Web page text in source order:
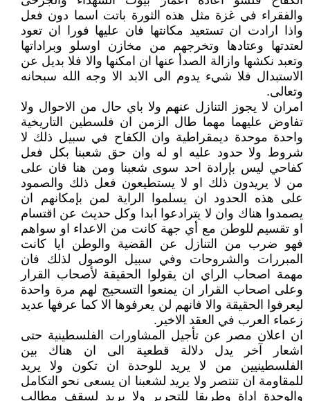
والفقراء في غزة مثل هذه الثورة باتت اسما دون فعل
واذا ارادت ان تستعيد مكانتها فان عليها فورا ان تعود
لعتدتها وعتادها وتخرجهم من مخازن اوسلو وبراداتها
وتعبد نكشها وازالة الصدأ عنها ان امكنها والا فلا بديل عن
الاستبدال فلا شيء يدوم الى الابد الا وجه الله سبحانه
وتعالى.
امران لا يجوز التنازل عنهم ولا باي حال من الاحوال ولا
تفاوض عليهما مهما طال الزمن ان فلسطين التاريخية
واحدة موحدة ديمقراطية وان الكفاح في سبيل ذلك لا
شروط ولا حدود عليه او له وان حق شعبنا بكل فعل
كفاحي ليس بإرادة احد سوى شعبنا ومن هنا فان على
من لا يريدون ذلك او لا يستطيعون فعل ذلك والصمود
على هذه الحدود ان يسلموا الراية لمن بإمكانهم ان
يصمدوا هناك وان لا يترادعوا ابدا وكل حديث عن اقتسام
او تقسيم للوطن مع أي جهة كانت من الاعداء او سواهم
فهو ضرب من التنازل عن القضية والوطن ايا كانت
المبررات والشروحات وفي سبيل الوصول لذلك فان
مهمة اصحاب الراي ان يقولوا الحقيقة لأصحاب القرار
وعلى اصحاب القرار ان يمنعوا التسحيج لهم مرة واحدة
ليعرفوا الحقيقة والا فانهم لن يعرفوها الا كما عرفها عديد
زعماء العرب في العقد الاخير.
ان اعلان مصر عن تأجيل المشاورات الفلسطينية حتى
اشعار آخر يدل دلالة قطعية الى ان هناك بين
الفلسطينيين من لا يريد للوحدة ان تكون ولا يريد
للمقاومة ان تنتصر ولا يريد لشعبنا ان يسعى نحو التكامل
والوحدة اداة وطريقا للتحرير ولا يريد لسقف مطالب